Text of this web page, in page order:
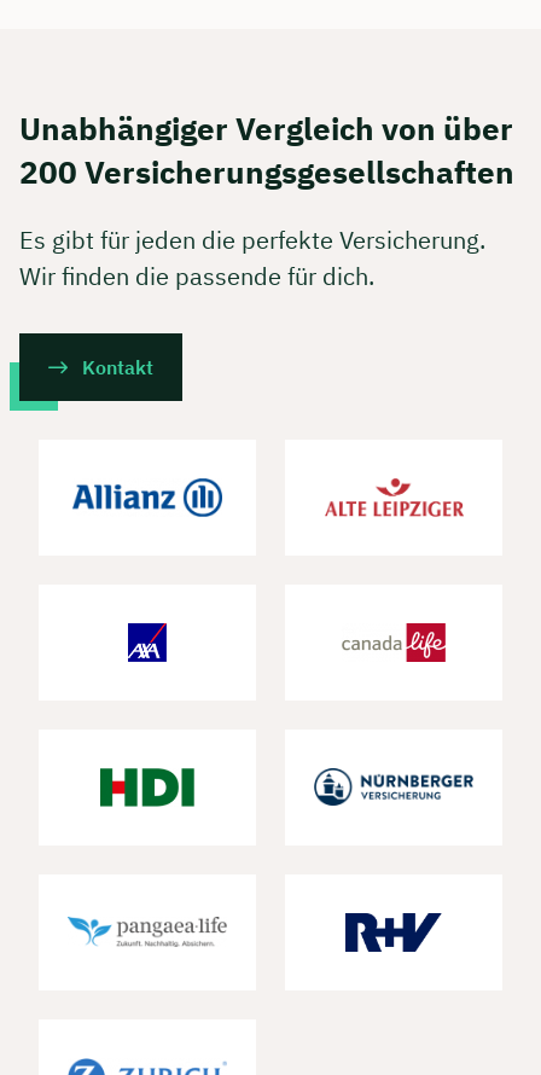
Unabhängiger Vergleich von über
200 Versicherungs­gesellschaften
Es gibt für jeden die perfekte Versicherung.
Wir finden die passende für dich.
Kontakt